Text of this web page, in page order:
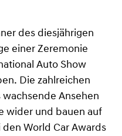
des diesjährigen
einer Zeremonie
Auto Show
Die zahlreichen
Ansehen
wider und bauen auf
World Car Awards